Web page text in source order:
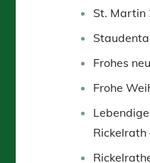
St. Martin
Frohes
Frohe
Rickelrath